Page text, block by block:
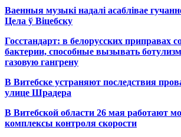
Ваенныя музыкі надалі асаблівае
Цела ў Віцебску
Госстандарт: в белорусских приправах
бактерии, способные вызывать
газовую гангрену
В Витебске устраняют последствия
улице Шрадера
В Витебской области 26 мая работают
комплексы контроля скорости